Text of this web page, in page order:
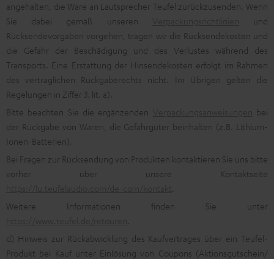
angehalten, die Ware an Lautsprecher Teufel zurückzusenden. Wenn
Sie dabei gemäß unseren
und
Rücksendevorgaben vorgehen, tragen wir die Rücksendekosten und
die Gefahr der Beschädigung und des Verlustes während des
Transports. Eine Erstattung der Hinsendekosten erfolgt im Rahmen
des vertraglichen Rückgaberechts nicht. Im Übrigen gelten die
Regelungen in Ziffer 3. lit. a).
Bitte beachten Sie die ergänzenden
bei
der Rückgabe von Waren, die Gefahrgüter beinhalten (z.B. Lithium-
Ionen-Batterien).
Bei Fragen zur Rücksendung von Produkten kontaktieren Sie uns bitte
vorher über unsere Kontaktseite
Weitere Informationen finden Sie unter
d) Hinweis zur Rückabwicklung des Kaufvertrages über ein Teufel-
Produkt bei Kauf unter Einlösung von Coupons (Aktionsgutschein/